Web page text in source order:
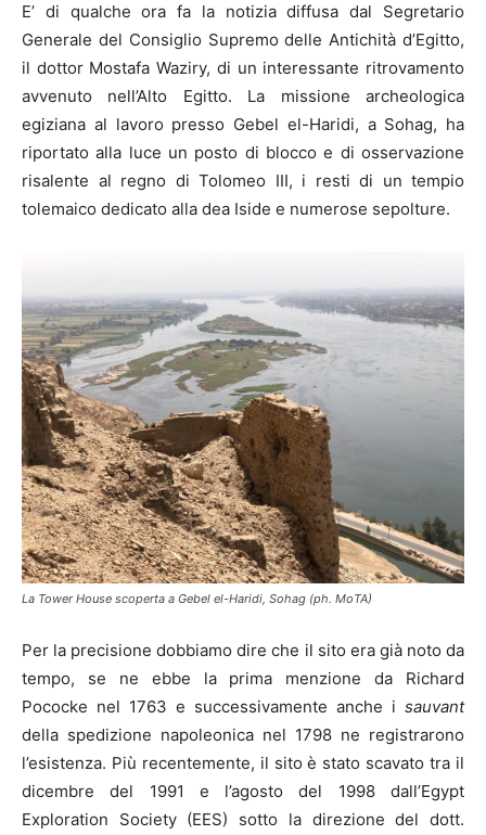
E’ di qualche ora fa la notizia diffusa dal Segretario
Generale del Consiglio Supremo delle Antichità d’Egitto,
il dottor Mostafa Waziry, di un interessante ritrovamento
avvenuto nell’Alto Egitto. La missione archeologica
egiziana al lavoro presso Gebel el-Haridi, a Sohag, ha
riportato alla luce un posto di blocco e di osservazione
risalente al regno di Tolomeo III, i resti di un tempio
tolemaico dedicato alla dea Iside e numerose sepolture.
La Tower House scoperta a Gebel el-Haridi, Sohag (ph. MoTA)
Per la precisione dobbiamo dire che il sito era già noto da
tempo, se ne ebbe la prima menzione da Richard
Pococke nel 1763 e successivamente anche i sauvant
della spedizione napoleonica nel 1798 ne registrarono
l’esistenza. Più recentemente, il sito è stato scavato tra il
dicembre del 1991 e l’agosto del 1998 dall’Egypt
Exploration Society (EES) sotto la direzione del dott.